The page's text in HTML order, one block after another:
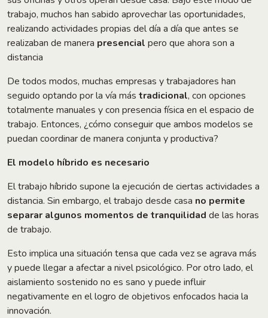
trabajo, muchos han sabido aprovechar las oportunidades,
realizando actividades propias del día a día que antes se
realizaban de manera presencial pero que ahora son a
distancia
De todos modos, muchas empresas y trabajadores han
seguido optando por la vía más tradicional, con opciones
totalmente manuales y con presencia física en el espacio de
trabajo. Entonces, ¿cómo conseguir que ambos modelos se
puedan coordinar de manera conjunta y productiva?
El modelo híbrido es necesario
El trabajo híbrido supone la ejecución de ciertas actividades a
distancia. Sin embargo, el trabajo desde casa no permite
separar algunos momentos de tranquilidad de las horas
de trabajo.
Esto implica una situación tensa que cada vez se agrava más
y puede llegar a afectar a nivel psicológico. Por otro lado, el
aislamiento sostenido no es sano y puede influir
negativamente en el logro de objetivos enfocados hacia la
innovación.